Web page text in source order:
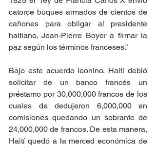
catorce buques armados de cientos de
cañones para obligar al presidente
haitiano, Jean-Pierre Boyer a firmar la
paz según los términos franceses.”
Bajo este acuerdo leonino, Haití debió
solicitar de un banco francés un
préstamo por 30,000,000 francos de los
cuales de dedujeron 6,000,000 en
comisiones quedando un sobrante de
24,000,000 de francos. De esta manera,
Haití quedó a la merced económica de